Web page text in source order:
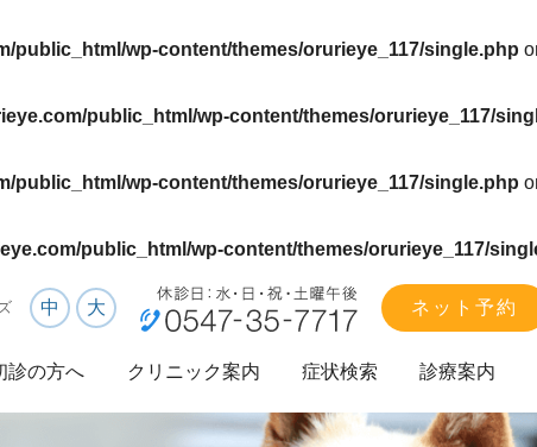
public_html/wp-content/themes/orurieye_117/single.php
public_html/wp-content/themes/orurieye_117/
public_html/wp-content/themes/orurieye_117/single.php
public_html/wp-content/themes/orurieye_117/
中 大 ネット予約
診の方へ クリニック案内 症状検索 診療案内